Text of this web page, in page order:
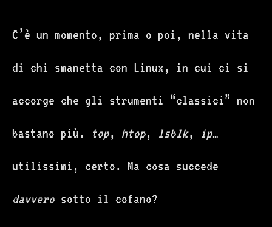
C’è un momento, prima o poi, nella vita
di chi smanetta con Linux, in cui ci si
accorge che gli strumenti “classici” non
bastano più. top, htop, lsblk, ip…
utilissimi, certo. Ma cosa succede
davvero sotto il cofano?